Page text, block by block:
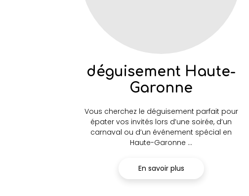
déguisement Haute-
Garonne
Vous cherchez le déguisement parfait pour
épater vos invités lors d’une soirée, d’un
carnaval ou d’un événement spécial en
Haute-Garonne ...
En savoir plus